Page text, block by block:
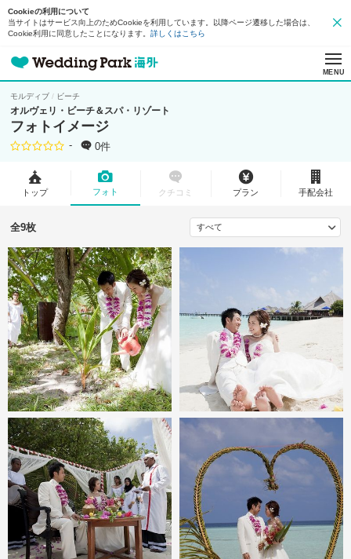
Cookieの利用について
当サイトはサービス向上のためCookieを利用しています。以降ページ遷移した場合は、
Cookie利用に同意したことになります。 詳しくはこちら
MENU
モルディブ ビーチ
オルヴェリ・ビーチ＆スパ・リゾート
フォトイメージ
- 0件
トップ フォト クチコミ プラン 手配会社
全9枚